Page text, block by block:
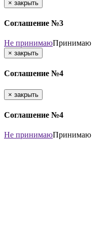
× закрыть
Соглашение №3
Не принимаюПринимаю
× закрыть
Соглашение №4
× закрыть
Соглашение №4
Не принимаюПринимаю